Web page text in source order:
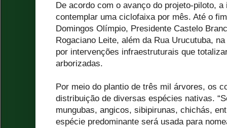
De acordo com o avanço do projeto-piloto,
contemplar uma ciclofaixa por mês. Até o
Domingos Olímpio, Presidente Castelo
Rogaciano Leite, além da Rua Urucutuba,
por intervenções infraestruturais que
arborizadas.
Por meio do plantio de três mil árvores, os
distribuição de diversas espécies nativas.
mungubas, angicos, sibipirunas, chichás,
espécie predominante será usada para